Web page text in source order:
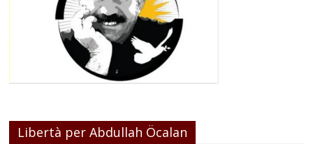
Libertà per Abdullah Öcalan